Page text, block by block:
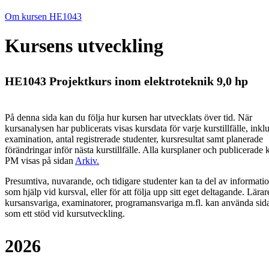
Om kursen HE1043
Kursens utveckling
HE1043 Projektkurs inom elektroteknik 9,0 hp
På denna sida kan du följa hur kursen har utvecklats över tid. När
kursanalysen har publicerats visas kursdata för varje kurstillfälle,
examination, antal registrerade studenter, kursresultat samt planerade
förändringar inför nästa kurstillfälle. Alla kursplaner och publicerade
PM visas på sidan Arkiv.
Presumtiva, nuvarande, och tidigare studenter kan ta del av
som hjälp vid kursval, eller för att följa upp sitt eget deltagande.
kursansvariga, examinatorer, programansvariga m.fl. kan använda
som ett stöd vid kursutveckling.
2026